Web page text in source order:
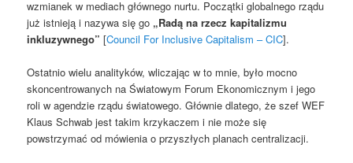
wzmianek w mediach głównego nurtu. Początki globalnego rządu
już istnieją i nazywa się go „Radą na rzecz kapitalizmu
inkluzywnego”[Council For Inclusive Capitalism – CIC].
Ostatnio wielu analityków, wliczając w to mnie, było mocno
skoncentrowanych na Światowym Forum Ekonomicznym i jego
roli w agendzie rządu światowego. Głównie dlatego, że szef WEF
Klaus Schwab jest takim krzykaczem i nie może się
powstrzymać od mówienia o przyszłych planach centralizacji.